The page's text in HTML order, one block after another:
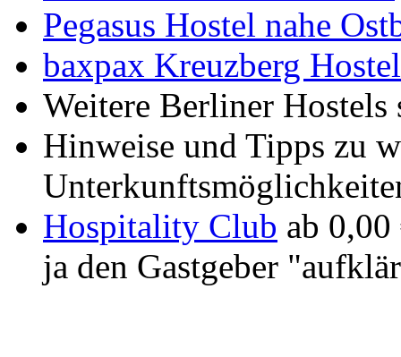
Pegasus Hostel nahe
baxpax Kreuzberg
Weitere Berliner Hostels
Hinweise und Tipps zu
Hospitality Club ab
ja den Gastgeber